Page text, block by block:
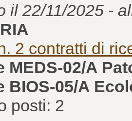
il 22/11/2025 -
2 contratti di
MEDS-02/A
BIOS-05/A
posti: 2